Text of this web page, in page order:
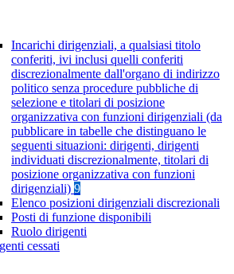
Incarichi dirigenziali, a qualsiasi titolo
conferiti, ivi inclusi quelli conferiti
discrezionalmente dall'organo di indirizzo
politico senza procedure pubbliche di
selezione e titolari di posizione
organizzativa con funzioni dirigenziali (da
pubblicare in tabelle che distinguano le
seguenti situazioni: dirigenti, dirigenti
individuati discrezionalmente, titolari di
posizione organizzativa con funzioni
dirigenziali) 9
Elenco posizioni dirigenziali discrezionali
Posti di funzione disponibili
Ruolo dirigenti
cessati